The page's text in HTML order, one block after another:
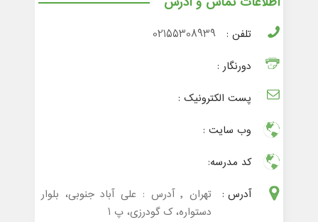
تلفن :
02155308939
دورنگار :
پست الکترونیک :
وب سایت :
کد مدرسه:
آدرس :
تهران , آدرس : علی آباد جنوبی، بلوار
دستواره، ک گودرزی، پ 1